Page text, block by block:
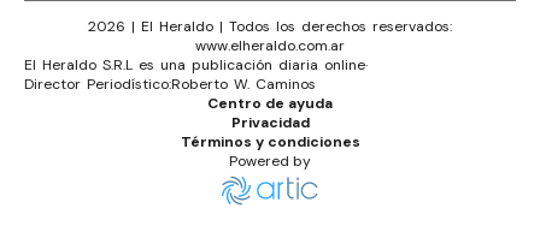
2026 | El Heraldo | Todos los derechos reservados:
www.elheraldo.com.ar
El Heraldo S.R.L es una publicación diaria online·
Director Periodístico:Roberto W. Caminos
Términos y condiciones
Privacidad
Centro de ayuda
Powered by